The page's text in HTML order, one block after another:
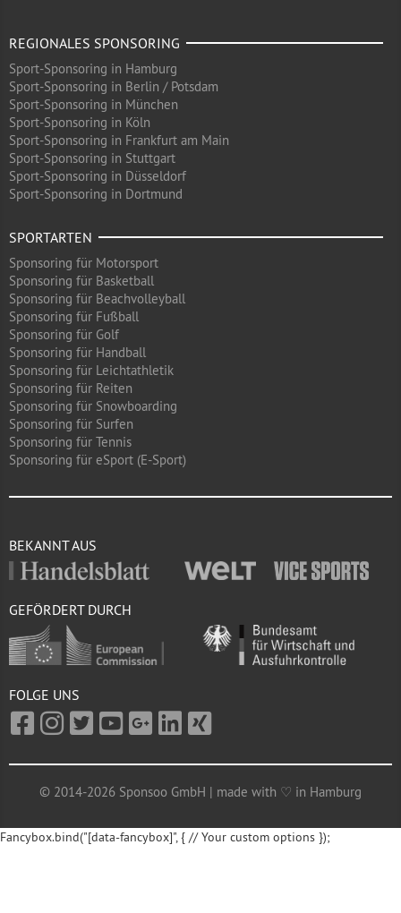
REGIONALES SPONSORING
Sport-Sponsoring in Hamburg
Sport-Sponsoring in Berlin / Potsdam
Sport-Sponsoring in München
Sport-Sponsoring in Köln
Sport-Sponsoring in Frankfurt am Main
Sport-Sponsoring in Stuttgart
Sport-Sponsoring in Düsseldorf
Sport-Sponsoring in Dortmund
SPORTARTEN
Sponsoring für Motorsport
Sponsoring für Basketball
Sponsoring für Beachvolleyball
Sponsoring für Fußball
Sponsoring für Golf
Sponsoring für Handball
Sponsoring für Leichtathletik
Sponsoring für Reiten
Sponsoring für Snowboarding
Sponsoring für Surfen
Sponsoring für Tennis
Sponsoring für eSport (E-Sport)
BEKANNT AUS
GEFÖRDERT DURCH
FOLGE UNS
© 2014-2026 Sponsoo GmbH | made with ♡ in Hamburg
Fancybox.bind("[data-fancybox]", { // Your custom options });